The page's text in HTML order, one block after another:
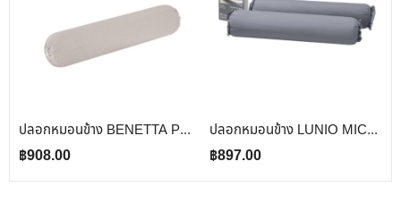
ปลอกหมอนข้าง BENETTA PERFECT FIT สี BROWN
฿908.00
ปลอกหมอนข้าง LUNIO MICROSILK PILLOW CASE สีเทาไทเทเนียม TITANIUM GRAY จำนวน2ชิ้น
฿897.00